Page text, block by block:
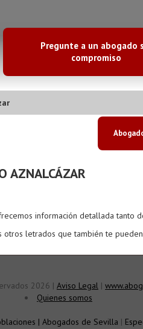
Pregunte a un abogado
compromiso
AZNALCÁZAR
información detallada tanto
letrados que también te
2026 | Aviso Legal |
Quienes somos
| Abogados de Sevilla |